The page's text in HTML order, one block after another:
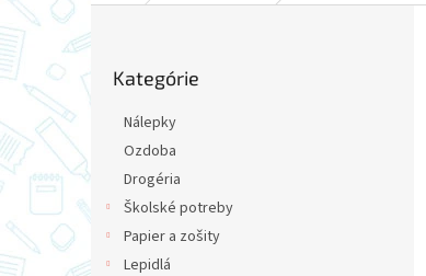
o
kategórie
Kategórie
Nálepky
Ozdoba
Drogéria
Školské potreby
Papier a zošity
Lepidlá